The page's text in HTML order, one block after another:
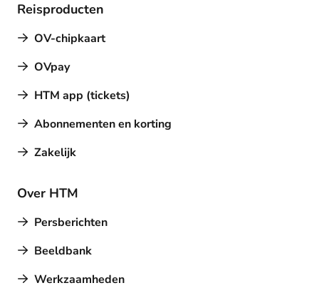
Reisproducten
OV-chipkaart
OVpay
HTM app (tickets)
Abonnementen en korting
Zakelijk
Over HTM
Persberichten
Beeldbank
Werkzaamheden